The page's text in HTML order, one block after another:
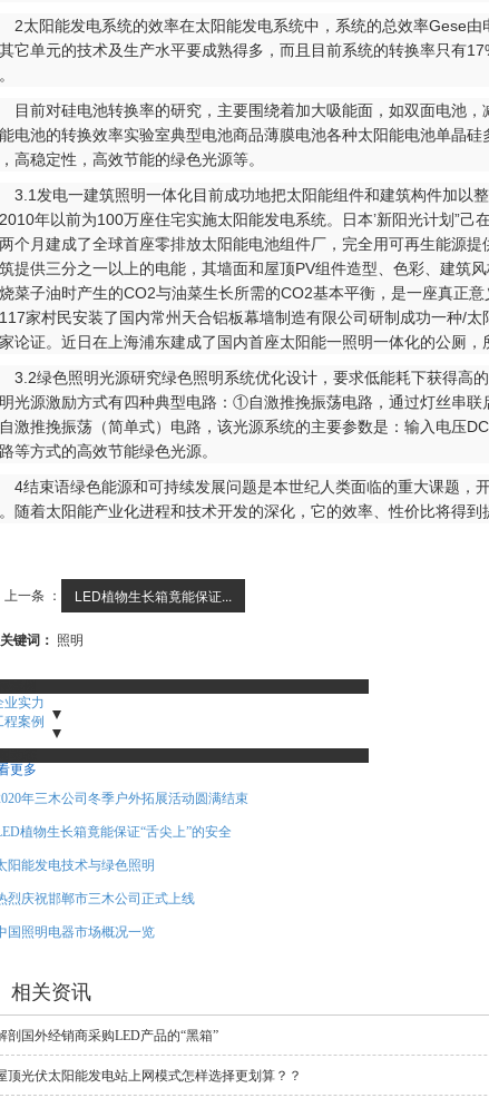
阳能发电系统的效率在太阳能发电系统中，系统的总效率Gese由
它单元的技术及生产水平要成熟得多，而且目前系统的转换率只有
对硅电池转换率的研究，主要围绕着加大吸能面，如双面电池，
电池的转换效率实验室典型电池商品薄膜电池各种太阳能电池单晶
高稳定性，高效节能的绿色光源等。
发电一建筑照明一体化目前成功地把太阳能组件和建筑构件加以整
年以前为100万座住宅实施太阳能发电系统。日本’新阳光计划”
个月建成了全球首座零排放太阳能电池组件厂，完全用可再生能源
提供三分之一以上的电能，其墙面和屋顶PV组件造型、色彩、建筑
菜子油时产生的CO2与油菜生长所需的CO2基本平衡，是一座真正
家村民安装了国内常州天合铝板幕墙制造有限公司研制成功一种/
论证。近日在上海浦东建成了国内首座太阳能一照明一体化的公厕
绿色照明光源研究绿色照明系统优化设计，要求低能耗下获得高的
光源激励方式有四种典型电路：①自激推挽振荡电路，通过灯丝串
激推挽振荡（简单式）电路，该光源系统的主要参数是：输入电压
等方式的高效节能绿色光源。
束语绿色能源和可持续发展问题是本世纪人类面临的重大课题，开
随着太阳能产业化进程和技术开发的深化，它的效率、性价比将得
上一条 ： LED植物生长箱竟能保证...
关键词： 照明
业实力
照片
企业实力
程案例
隐形LED显示屏
更多
年三木公司冬季户外拓展活动圆满结束
植物生长箱竟能保证“舌尖上”的安全
阳能发电技术与绿色照明
烈庆祝邯郸市三木公司正式上线
国照明电器市场概况一览
相关资讯
剖国外经销商采购LED产品的“黑箱”
顶光伏太阳能发电站上网模式怎样选择更划算？？